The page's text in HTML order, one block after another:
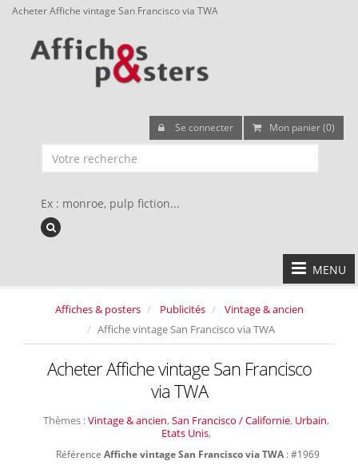
Acheter Affiche vintage San Francisco via TWA
Se connecter Mon panier (0)
Ex : monroe, pulp fiction...
MENU
Affiches & posters Publicités
Vintage & ancien
Affiche vintage San Francisco via TWA
Acheter Affiche vintage San Francisco
via TWA
Thèmes :Vintage & ancien, San Francisco / Californie, Urbain,
Etats Unis,
Référence Affiche vintage San Francisco via TWA : #1969